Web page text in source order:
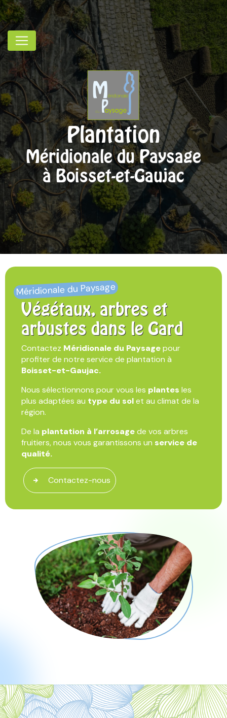
Plantation
Méridionale du Paysage
à Boisset-et-Gaujac
Méridionale du Paysage
Végétaux, arbres et
arbustes dans le Gard
Contactez Méridionale du Paysagepour
profiter de notre service de plantation à
Boisset-et-Gaujac.
Nous sélectionnons pour vous les plantes les
plus adaptées au type du solet au climat de la
région.
De la plantation à l’arrosagede vos arbres
fruitiers, nous vous garantissons un service de
qualité.
Contactez-nous
Panneau de gestion des cookies